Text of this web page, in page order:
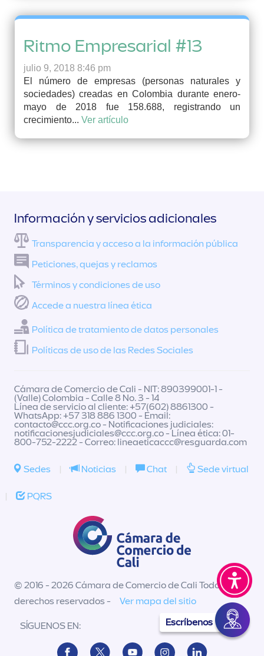
Ritmo Empresarial #13
julio 9, 2018 8:46 pm
El número de empresas (personas naturales y
sociedades) creadas en Colombia durante enero-
mayo de 2018 fue 158.688, registrando un
crecimiento... Ver artículo
Escríbenos
Información y servicios adicionales
Transparencia y acceso a la información pública
Peticiones, quejas y reclamos
Términos y condiciones de uso
Accede a nuestra línea ética
Política de tratamiento de datos personales
Políticas de uso de las Redes Sociales
Cámara de Comercio de Cali - NIT: 890399001-1 -
(Valle) Colombia - Calle 8 No. 3 - 14
Línea de servicio al cliente: +57(602) 8861300 -
WhatsApp: +57 318 886 1300 - Email:
contacto@ccc.org.co- Notificaciones judiciales:
notificacionesjudiciales@ccc.org.co- Línea ética: 01-
800-752-2222 - Correo: lineaeticaccc@resguarda.com
Sedes | Noticias | Chat | Sede virtual
| PQRS
© 2016 - 2026 Cámara de Comercio de Cali Todos los
derechos reservados -
Ver mapa del sitio
SÍGUENOS EN: